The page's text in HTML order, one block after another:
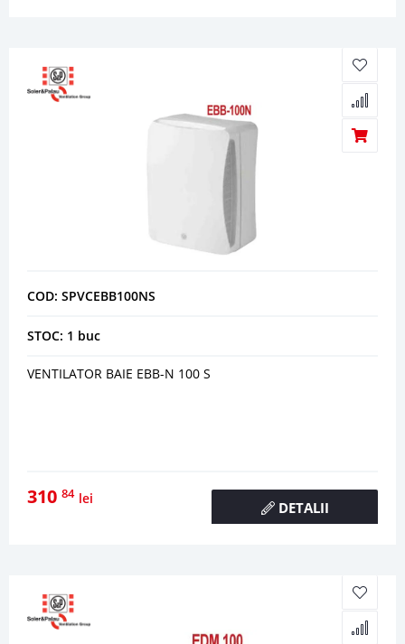
COD: SPVCEBB100NS
STOC: 1 buc
VENTILATOR BAIE EBB-N 100 S
310 84 lei
DETALII